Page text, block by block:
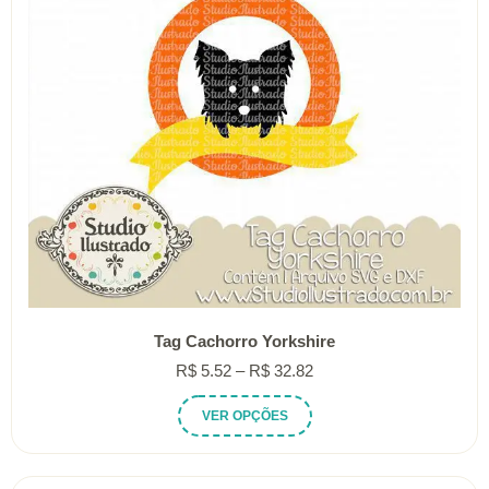
Tag Cachorro Yorkshire
R$ 5.52 – R$ 32.82Faixa
através
VER OPÇÕES
produto
tem
várias